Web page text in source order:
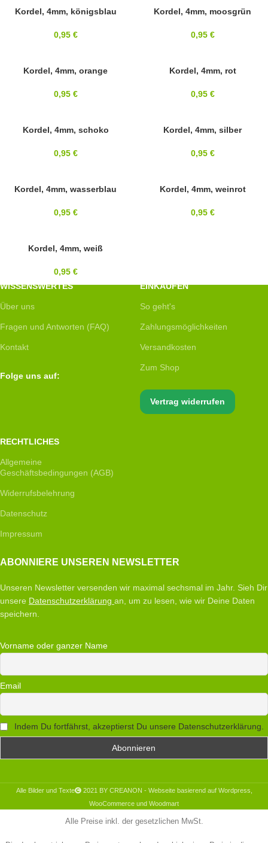
4MMKordel, 4mm, königsblau
0,95 €
4MMKordel, 4mm, moosgrün
0,95 €
Kordel, 4mm, orange
0,95 €
Kordel, 4mm, rot
0,95 €
Kordel, 4mm, schoko
0,95 €
SOLD OUTKordel, 4mm, silber
0,95 €
4MMKordel, 4mm, wasserblau
0,95 €
Kordel, 4mm, weinrot
0,95 €
Kordel, 4mm, weiß
0,95 €
WISSENSWERTES
Über uns
Fragen und Antworten (FAQ)
Kontakt
Folge uns auf:
EINKAUFEN
So geht's
Zahlungsmöglichkeiten
Versandkosten
Zum Shop
Vertrag widerrufen
RECHTLICHES
Allgemeine
Geschäftsbedingungen (AGB)
Widerrufsbelehrung
Datenschutz
Impressum
ABONNIERE UNSEREN NEWSLETTER
Unseren Newsletter versenden wir maximal sechsmal im Jahr. Sieh Dir
unsere Datenschutzerklärung an, um zu lesen, wie wir Deine Daten
speichern.
Vorname oder ganzer Name
Email
Indem Du fortfährst, akzeptierst Du unsere Datenschutzerklärung.
Alle Bilder und Texte
2021 BY CREANON - Webseite basierend auf Wordpress,
WooCommerce und Woodmart
Alle Preise inkl. der gesetzlichen MwSt.